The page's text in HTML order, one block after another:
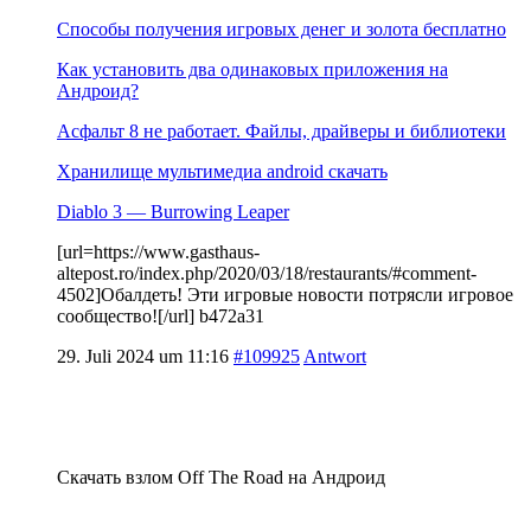
Способы получения игровых денег и золота бесплатно
Как установить два одинаковых приложения на
Андроид?
Асфальт 8 не работает. Файлы, драйверы и библиотеки
Хранилище мультимедиа android скачать
Diablo 3 — Burrowing Leaper
[url=https://www.gasthaus-
altepost.ro/index.php/2020/03/18/restaurants/#comment-
4502]Обалдеть! Эти игровые новости потрясли игровое
сообщество![/url] b472a31
29. Juli 2024 um 11:16 #109925 Antwort
Скачать взлом Off The Road на Андроид